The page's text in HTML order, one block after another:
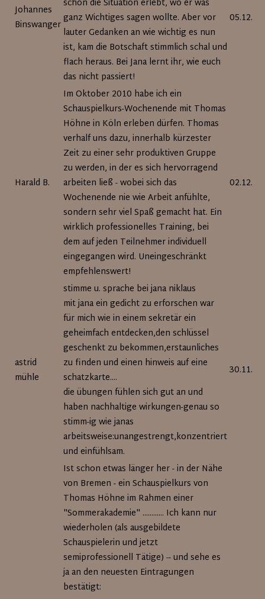
Johannes
Binswanger
schon die Situation erlebt, wo er was
ganz Wichtiges sagen wollte. Aber vor
lauter Gedanken an wie wichtig es nun
ist, kam die Botschaft stimmlich schal und
flach heraus. Bei Jana lernt ihr, wie euch
das nicht passiert!
Harald B.
Im Oktober 2010 habe ich ein
Schauspielkurs-Wochenende mit Thomas
Höhne in Köln erleben dürfen. Thomas
verhalf uns dazu, innerhalb kürzester
Zeit zu einer sehr produktiven Gruppe
zu werden, in der es sich hervorragend
arbeiten ließ - wobei sich das
Wochenende nie wie Arbeit anfühlte,
sondern sehr viel Spaß gemacht hat. Ein
wirklich professionelles Training, bei
dem auf jeden Teilnehmer individuell
eingegangen wird. Uneingeschränkt
empfehlenswert!
astrid
mühle
stimme u. sprache bei jana niklaus
mit jana ein gedicht zu erforschen war
für mich wie in einem sekretär ein
geheimfach entdecken,den schlüssel
geschenkt zu bekommen,erstaunliches
zu finden und einen hinweis auf eine
schatzkarte....
die übungen fühlen sich gut an und
haben nachhaltige wirkungen-genau so
stimm-ig wie janas
arbeitsweise:unangestrengt,konzentriert
und einfühlsam.
Ist schon etwas länger her - in der Nähe
von Bremen - ein Schauspielkurs von
Thomas Höhne im Rahmen einer
"Sommerakademie" ............ Ich kann nur
wiederholen (als ausgebildete
Schauspielerin und jetzt
semiprofessionell Tätige) -- und sehe es
ja an den neuesten Eintragungen
bestätigt: